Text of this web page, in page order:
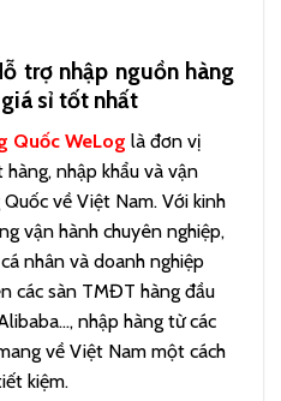
trợ nhập nguồn hàng
sỉ tốt nhất
Quốc WeLog là đơn vị
nhập khẩu và vận
về Việt Nam. Với kinh
vận hành chuyên nghiệp,
nhân và doanh nghiệp
các sàn TMĐT hàng đầu
nhập hàng từ các
về Việt Nam một cách
kiệm.